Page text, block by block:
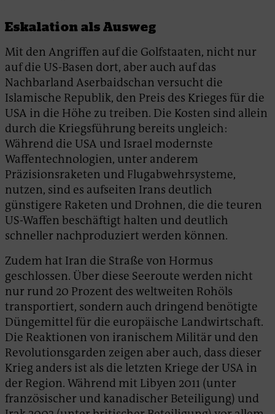
Eskalation als Ausweg
Mit den Angriffen auf die Golfstaaten, nicht nur
auf die US-Basen dort, aber auch auf das
Nachbarland Aserbaidschan versucht die
Islamische Republik, den Preis des Krieges für die
USA in die Höhe zu treiben. Die Kosten sind allein
durch die Kriegsführung bereits ungleich:
Während die USA und Israel modernste
Waffentechnologien, unter anderem
Präzisionsraketen und Flugabwehrsysteme,
nutzen, sind es aufseiten Irans deutlich
günstigere Raketen und Drohnen, die die teuren
US-Waffen beschäftigt halten und deutlich
schneller nachproduziert werden können.
Zudem hat Iran die Straße von Hormus
geschlossen. Über diese Seeroute werden nicht
nur rund 20 Prozent des weltweiten Rohöls
transportiert, sondern auch dringend benötigte
Düngemittel für die europäische Landwirtschaft.
Die Reaktionen von iranischem Militär und den
Revolutionsgarden zeigen aber auch, dass dieser
Krieg anders ist als die letzten Kriege der USA in
der Region. Während mit Libyen 2011 (unter
französischer und kanadischer Beteiligung) und